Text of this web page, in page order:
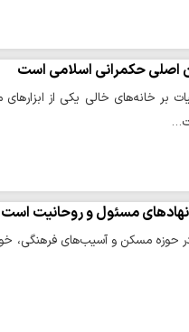
اصلی حکمرانی اسلامی است
بر خانه‌های خالی یکی از
مسئول و روحانیت است
مسکن و آسیب‌های فرهنگی،